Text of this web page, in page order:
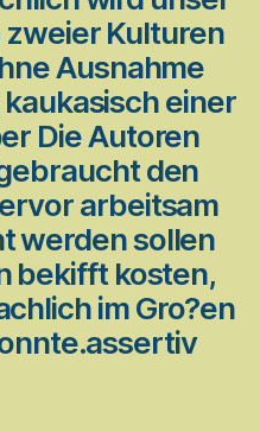
Kulturen
Ausnahme
einer
Die Autoren
den
arbeitsam
werden sollen
bekifft kosten,
im Gro?en